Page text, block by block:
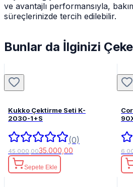
ve avantajlı performansıyla,
süreçlerinizde tercih edilebilir.
Bunlar da İlginizi
Kukko Çektirme Seti K-
2030-1+S
(0)
45.000,0035.000,00
Sepete Ekle